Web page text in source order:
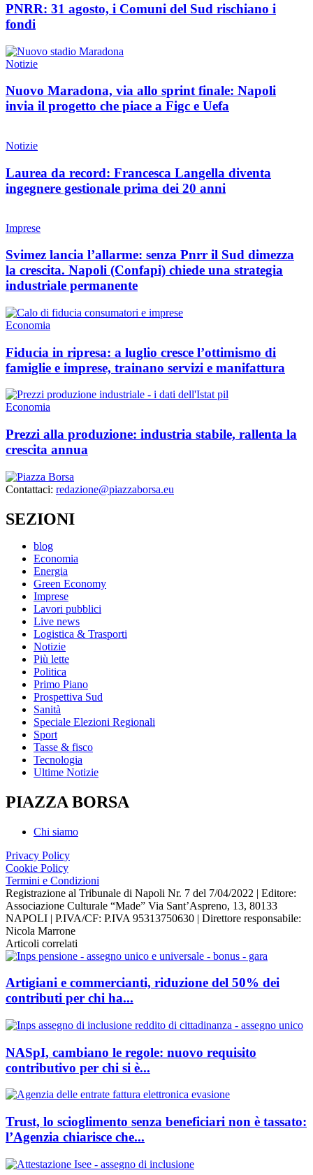
PNRR: 31 agosto, i Comuni del Sud rischiano i
fondi
Notizie
Nuovo Maradona, via allo sprint finale: Napoli
invia il progetto che piace a Figc e Uefa
Notizie
Laurea da record: Francesca Langella diventa
ingegnere gestionale prima dei 20 anni
Imprese
Svimez lancia l’allarme: senza Pnrr il Sud dimezza
la crescita. Napoli (Confapi) chiede una strategia
industriale permanente
Economia
Fiducia in ripresa: a luglio cresce l’ottimismo di
famiglie e imprese, trainano servizi e manifattura
Economia
Prezzi alla produzione: industria stabile, rallenta la
crescita annua
Contattaci: redazione@piazzaborsa.eu
SEZIONI
blog
Economia
Energia
Green Economy
Imprese
Lavori pubblici
Live news
Logistica & Trasporti
Notizie
Più lette
Politica
Primo Piano
Prospettiva Sud
Sanità
Speciale Elezioni Regionali
Sport
Tasse & fisco
Tecnologia
Ultime Notizie
PIAZZA BORSA
Chi siamo
Privacy Policy
Cookie Policy
Termini e Condizioni
Registrazione al Tribunale di Napoli Nr. 7 del 7/04/2022 | Editore:
Associazione Culturale “Made” Via Sant’Aspreno, 13, 80133
NAPOLI | P.IVA/CF: P.IVA 95313750630 | Direttore responsabile:
Nicola Marrone
Articoli correlati
Artigiani e commercianti, riduzione del 50% dei
contributi per chi ha...
NASpI, cambiano le regole: nuovo requisito
contributivo per chi si è...
Trust, lo scioglimento senza beneficiari non è tassato:
l’Agenzia chiarisce che...